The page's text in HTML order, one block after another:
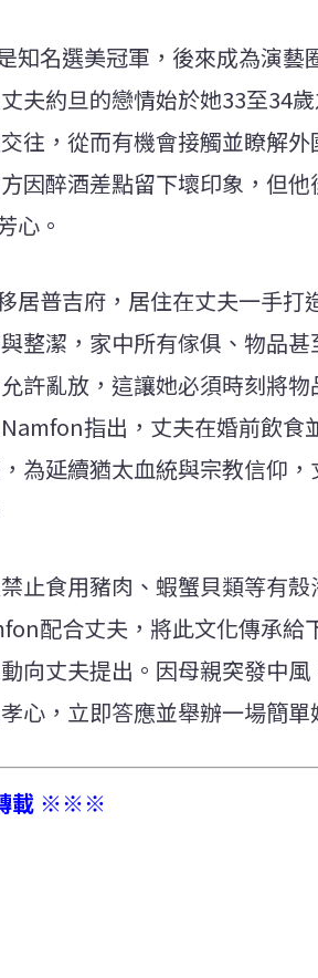
知名選美冠軍，後來成為演藝
夫約旦的戀情始於她33至34
往，從而有機會接觸並瞭解
因醉酒差點留下壞印象，但
心。
居普吉府，居住在丈夫一手打
整潔，家中所有傢俱、物品
許亂放，這讓她必須時刻將物
指出，丈夫在婚前飲食
為延續猶太血統與宗教信仰
止食用豬肉、蝦蟹貝類等有
配合丈夫，將此文化傳承給
向丈夫提出。因母親突發中
心，立即答應並舉辦一場簡單
載 ※※※